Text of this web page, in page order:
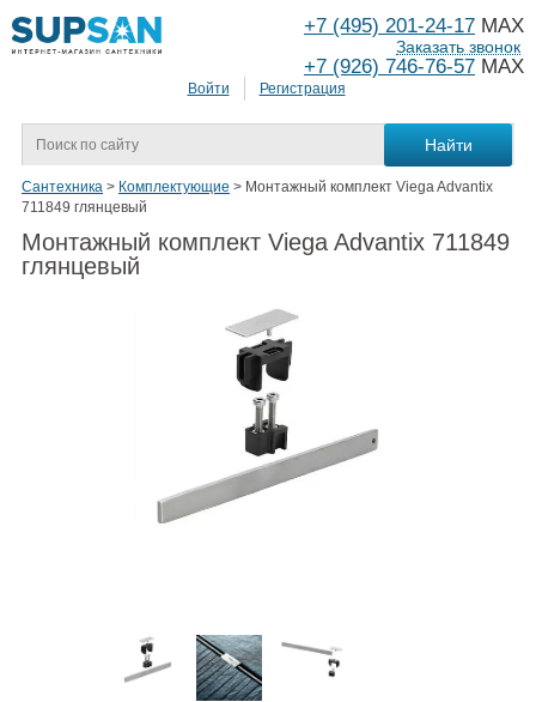
Войти Регистрация
+7 (495) 201-24-17 MAX
+7 (926) 746-76-57 MAX
Заказать звонок
Сантехника > Комплектующие > Монтажный комплект Viega Advantix
711849 глянцевый
Монтажный комплект Viega Advantix 711849
глянцевый